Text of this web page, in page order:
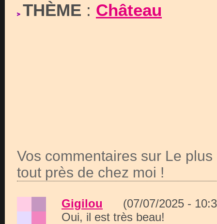
THÈME : Château
Vos commentaires sur Le
tout près de chez moi !
Gigilou (07/07/2025 -
Oui, il est très beau!